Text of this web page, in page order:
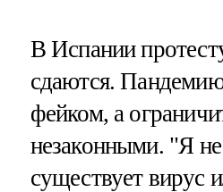
В Испании
сдаются.
фейком, а
незаконными. "Я не
существует вирус